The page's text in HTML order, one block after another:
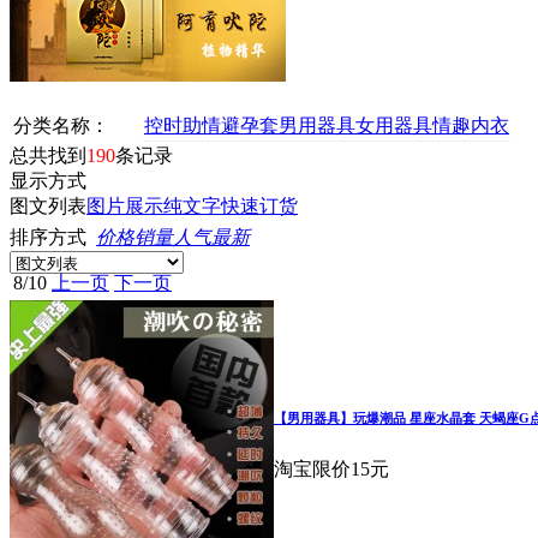
分类名称： 控时助情避孕套男用器具女用器具情趣内衣
总共找到 190条记录
显示方式
图文列表图片展示纯文字快速订货
排序方式 价格销量人气最新
8/10 上一页 下一页
【男用器具】玩爆潮品 星座水晶套 天蝎座G
淘宝限价15元